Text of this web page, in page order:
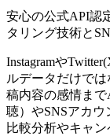
安心の公式API認
タリング技術と
Instagramや
ルデータだけで
稿内容の感情ま
聴）やSNSアカ
比較分析やキャ